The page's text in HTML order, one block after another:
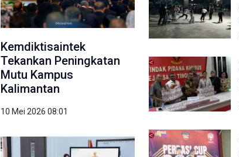
Kemdiktisaintek
Tekankan Peningkatan
Mutu Kampus
Kalimantan
10 Mei 2026 08:01